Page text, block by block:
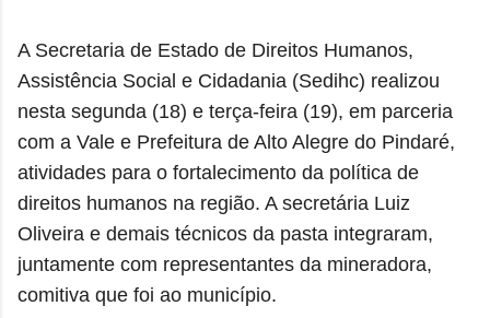
A Secretaria de Estado de Direitos Humanos,
Assistência Social e Cidadania (Sedihc) realizou
nesta segunda (18) e terça-feira (19), em parceria
com a Vale e Prefeitura de Alto Alegre do Pindaré,
atividades para o fortalecimento da política de
direitos humanos na região. A secretária Luiz
Oliveira e demais técnicos da pasta integraram,
juntamente com representantes da mineradora,
comitiva que foi ao município.